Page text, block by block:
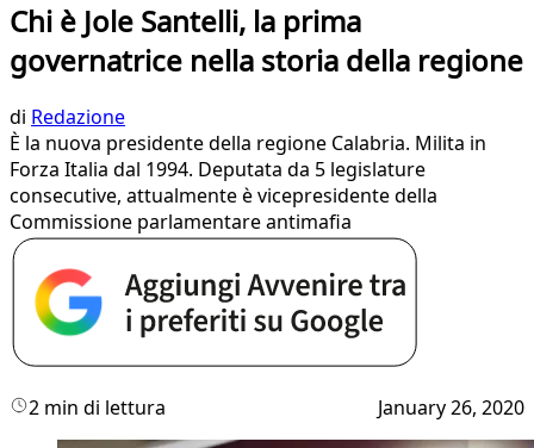
Chi è Jole Santelli, la prima
governatrice nella storia della regione
di Redazione
È la nuova presidente della regione Calabria. Milita in
Forza Italia dal 1994. Deputata da 5 legislature
consecutive, attualmente è vicepresidente della
Commissione parlamentare antimafia
2 min di lettura January 26, 2020